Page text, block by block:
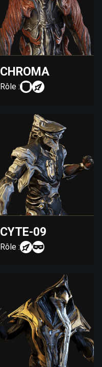
CHROMA
Rôle :
CYTE-09
Rôle :